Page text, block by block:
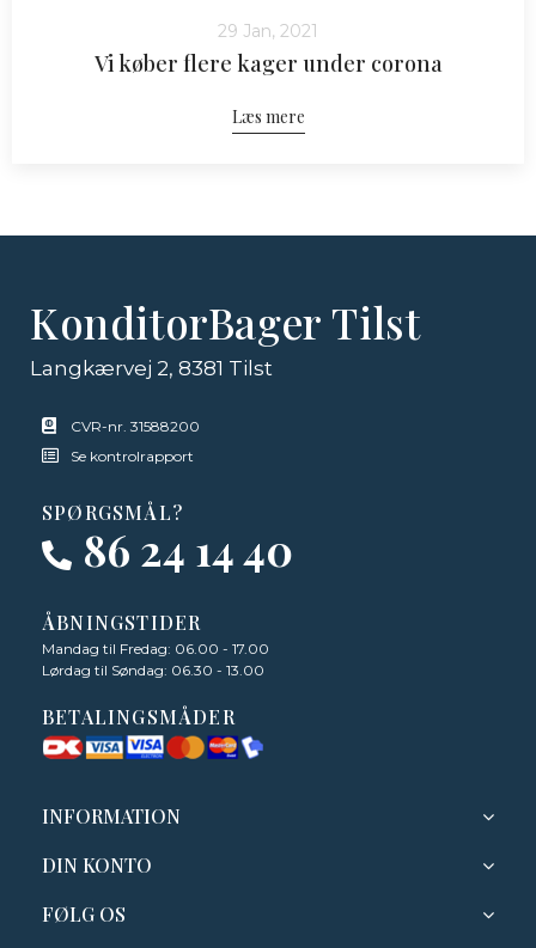
29 Jan, 2021
Vi køber flere kager under corona
Læs mere
KonditorBager Tilst
Langkærvej 2, 8381 Tilst
CVR-nr. 31588200
Se kontrolrapport
SPØRGSMÅL?
86 24 14 40
ÅBNINGSTIDER
Mandag til Fredag: 06.00 - 17.00
Lørdag til Søndag: 06.30 - 13.00
BETALINGSMÅDER
INFORMATION
DIN KONTO
FØLG OS